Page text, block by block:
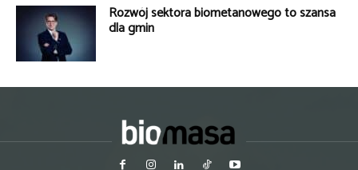
Rozwój sektora biometanowego to szansa
dla gmin